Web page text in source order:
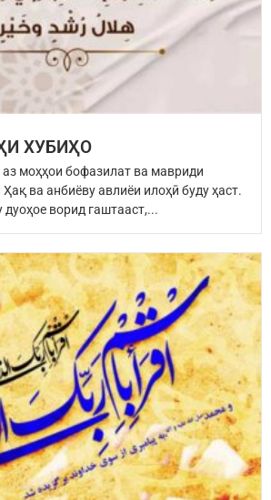
ХУБИҲО
моҳҳои бофазилат ва мавриди
ва анбиёву авлиёи илоҳӣ буду ҳаст.
ворид гаштааст,...